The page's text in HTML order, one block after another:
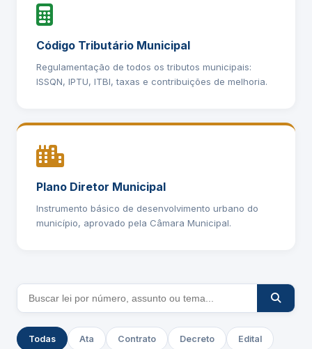
Código Tributário Municipal
Regulamentação de todos os tributos municipais:
ISSQN, IPTU, ITBI, taxas e contribuições de melhoria.
Plano Diretor Municipal
Instrumento básico de desenvolvimento urbano do
município, aprovado pela Câmara Municipal.
Todas Ata Contrato Decreto Edital